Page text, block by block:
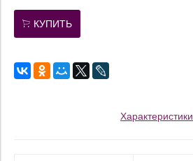
КУПИТЬ
Характеристики